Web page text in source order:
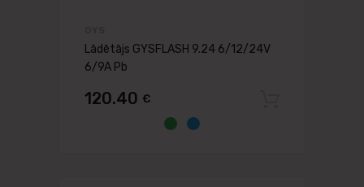
Lādētājs GYSFLASH 9.24 6/12/24V
6/9A Pb
120.40 €